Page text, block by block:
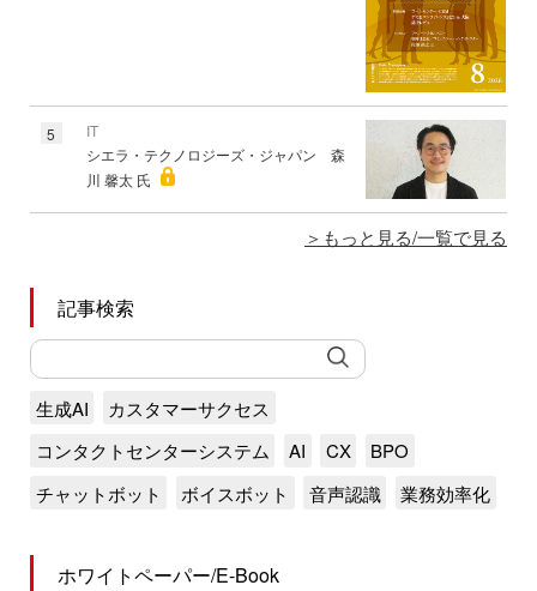
5
IT
シエラ・テクノロジーズ・ジャパン 森
川 馨太 氏
もっと見る/一覧で見る
記事検索
生成AI
カスタマーサクセス
コンタクトセンターシステム
AI CX
BPO
チャットボット
ボイスボット 音声認識 業務効率化
ホワイトペーパー/E-Book